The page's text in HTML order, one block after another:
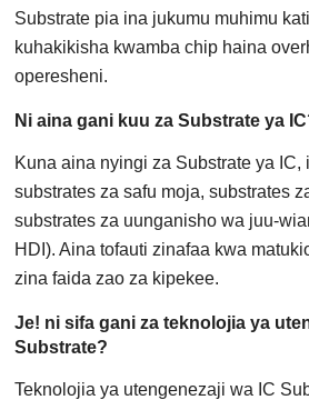
Substrate pia ina jukumu muhimu
kuhakikisha kwamba chip haina
operesheni.
Ni aina gani kuu za Substrate ya
Kuna aina nyingi za Substrate ya IC,
substrates za safu moja, substrates
substrates za uunganisho wa juu-
HDI). Aina tofauti zinafaa kwa
zina faida zao za kipekee.
Je! ni sifa gani za teknolojia ya
Substrate?
Teknolojia ya utengenezaji wa IC